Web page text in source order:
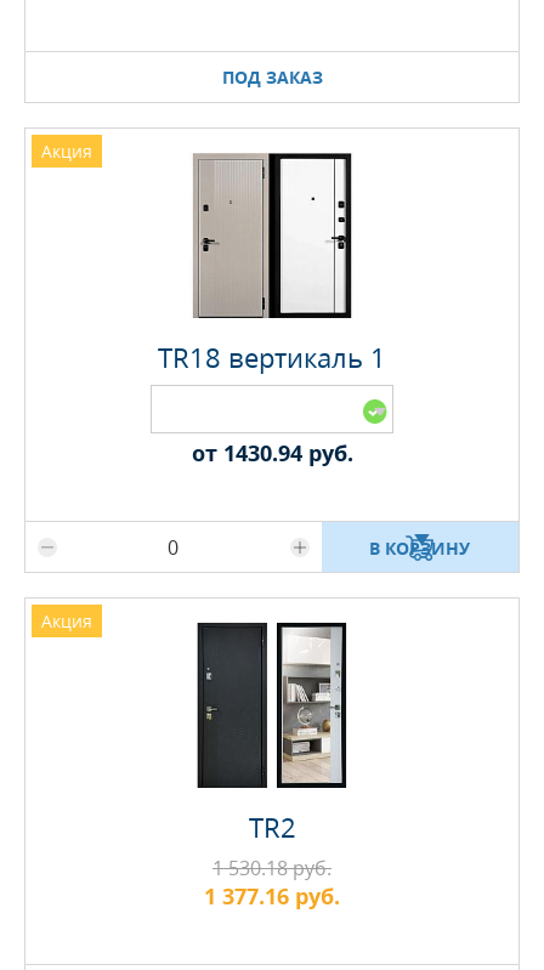
ПОД ЗАКАЗ
Акция
TR18 вертикаль 1
В КОРЗИНУ
от 1430.94 руб.
Акция
TR2
1 530.18 руб.
1 377.16 руб.